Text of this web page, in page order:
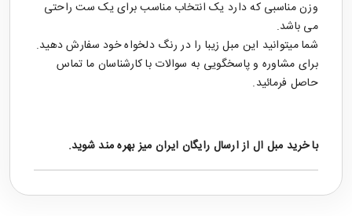
وزن مناسبی که دارد یک انتخاب مناسب برای یک ست راحتی
می باشد.
شما میتوانید این مبل زیبا را در رنگ دلخواه خود سفارش دهید.
برای مشاوره و پاسخگویی به سوالات با کارشناسان ما تماس
حاصل فرمائید.
با خرید مبل الاز ارسال رایگان ایران میز بهره مند شوید.